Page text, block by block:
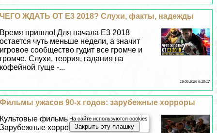
ЧЕГО ЖДАТЬ ОТ Е3 2018? Слухи, факты, надежды
Время пришло! Для начала Е3 2018
остается чуть меньше недели, а значит
игровое сообщество гудит все громче и
громче. Слухи, теория, гадания на
кофейной гуще -...
16 06 2026 6:10:17
Фильмы ужасов 90-х годов: зарубежные хорроры
Культовые фильмы ужасов 90-х годов.
Зарубежные хорроры мирового уровня.
На сайте используются cookies
Закрыть эту плашку